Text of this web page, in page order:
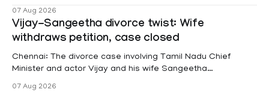
female contractual staff employed in government-funded
projects are eligible for paid medical leave following
hysterectomy surgery under the Kerala Service Rules
(KSR). The court noted that since essential benefits like
maternity
07 Aug 2026
Vijay-Sangeetha divorce twist: Wife
withdraws petition, case closed
Chennai: The divorce case involving Tamil Nadu Chief
Minister and actor Vijay and his wife Sangeetha
Sowrnalingam has taken a new turn after Sangeetha
Sowrnalingam has taken a new turn after Sangeetha
07 Aug 2026